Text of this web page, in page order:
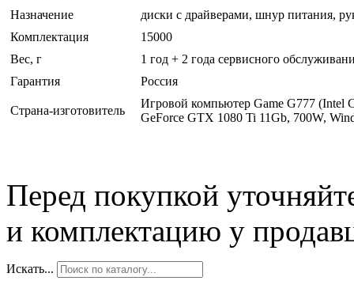
Назначение
диски с драйверами, шнур питания,
Комплектация
15000
Вес, г
1 год + 2 года сервисного
Гарантия
Россия
Страна-изготовитель
Игровой компьютер Game G777 (Intel
GeForce GTX 1080 Ti 11Gb, 700W,
Перед покупкой
и комплектацию у
Искать...